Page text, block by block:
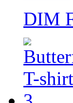
DIM